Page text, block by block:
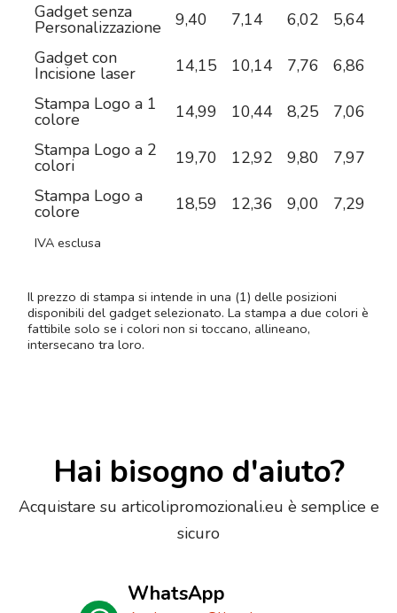
Gadget senza
Personalizzazione 9,40 7,14 6,02 5,64
Gadget con
Incisione laser 14,15 10,14 7,76 6,86
Stampa Logo a 1
colore 14,99 10,44 8,25 7,06
Stampa Logo a 2
colori 19,70 12,92 9,80 7,97
Stampa Logo a
colore 18,59 12,36 9,00 7,29
IVA esclusa
Il prezzo di stampa si intende in una (1) delle posizioni
disponibili del gadget selezionato. La stampa a due colori è
fattibile solo se i colori non si toccano, allineano,
intersecano tra loro.
Hai bisogno d'aiuto?
Acquistare su articolipromozionali.eu è semplice e
sicuro
WhatsApp